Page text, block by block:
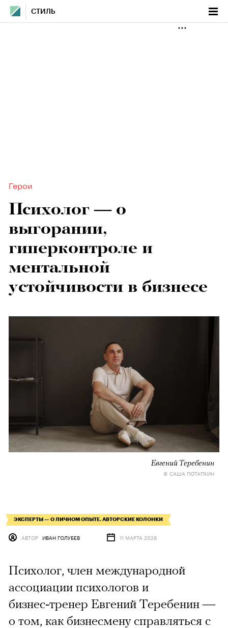
СТИЛЬ
Герои
Психолог — о
выгорании,
гиперконтроле и
ментальной
устойчивости в бизнесе
Евгений Теребенин
© САША ПОТАПКИН
ЭКСПЕРТЫ — О ЛИЧНОМ ОПЫТЕ. АВТОРСКИЕ КОЛОНКИ
АВТОР ИВАН ГОЛУБЕВ 11 МАРТА 2026
Психолог, член международной
ассоциации психологов и
бизнес‑тренер Евгений Теребенин —
о том, как бизнесмену справляться с